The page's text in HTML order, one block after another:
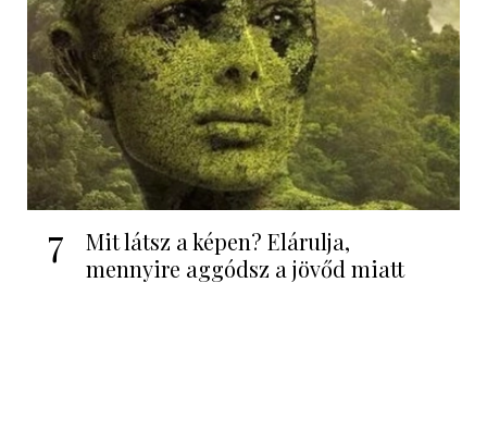
7
Mit látsz a képen? Elárulja,
mennyire aggódsz a jövőd miatt